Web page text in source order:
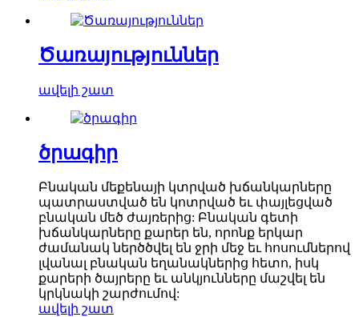
Ծառայություններ
ավելի շատ
ծրագիր
Բնական մեքենայի կտրված խճանկարները
պատրաստված են կոտրված եւ փայլեցված
բնական մեծ ժայռերից: Բնական գետի
խճանկարները քարեր են, որոնք երկար
ժամանակ ներծծվել են ջրի մեջ եւ հոսումներով
լվանալ բնական եղանակներից հետո, իսկ
քարերի ծայրերը եւ անկյունները մաշվել են
կրկնակի շարժումով:
ավելի շատ